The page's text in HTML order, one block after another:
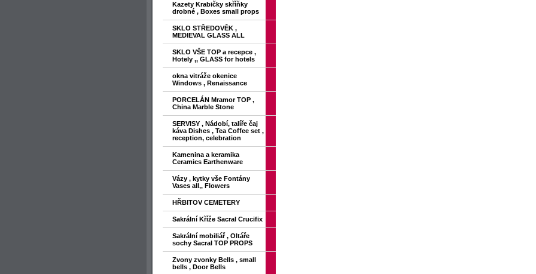
Kazety Krabičky skříňky
drobné , Boxes small props
SKLO STŘEDOVĚK ,
MEDIEVAL GLASS ALL
SKLO VŠE TOP a recepce ,
Hotely ,, GLASS for hotels
okna vitráže okenice
Windows , Renaissance
PORCELÁN Mramor TOP ,
China Marble Stone
SERVISY , Nádobí, talíře čaj
káva Dishes , Tea Coffee set ,
reception, celebration
Kamenina a keramika
Ceramics Earthenware
Vázy , kytky vše Fontány
Vases all,, Flowers
HŘBITOV CEMETERY
Sakrální Kříže Sacral Crucifix
Sakrální mobiliář , Oltáře
sochy Sacral TOP PROPS
Zvony zvonky Bells , small
bells , Door Bells